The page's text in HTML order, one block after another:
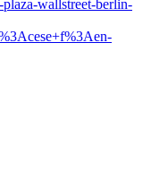
wallstreet-berlin-